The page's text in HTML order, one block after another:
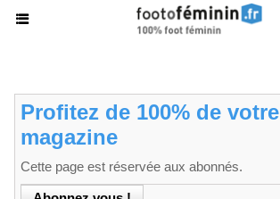
Profitez de 100% de votre
magazine
Cette page est réservée aux abonnés.